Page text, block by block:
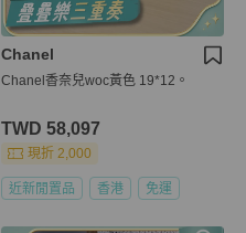
Chanel
Chanel香奈兒woc黃色 19*12。
TWD 58,097
現折 2,000
近新閒置品 香港 免運